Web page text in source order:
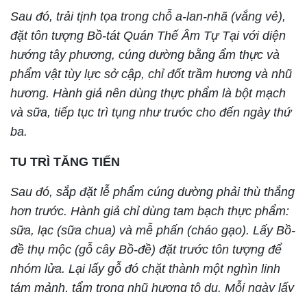
Sau đó, trải tịnh tọa trong chỗ a-lan-nhã (vắng vẻ),
đặt tôn tượng Bồ-tát Quán Thế Âm Tự Tại với diện
hướng tây phương, cúng dường bằng ẩm thực và
phẩm vật tùy lực sở cập, chỉ đốt trầm hương và nhũ
hương. Hành giả nên dùng thực phẩm là bột mạch
và sữa, tiếp tục trì tụng như trước cho đến ngày thứ
ba.
TU TRÌ TĂNG TIẾN
Sau đó, sắp đặt lễ phẩm cúng dường phải thù thắng
hơn trước. Hành giả chỉ dùng tam bạch thực phẩm:
sữa, lạc (sữa chua) và mễ phấn (cháo gạo). Lấy Bồ-
đề thụ mộc (gỗ cây Bồ-đề) đặt trước tôn tượng để
nhóm lửa. Lại lấy gỗ đó chặt thành một nghìn linh
tám mảnh, tẩm trong nhũ hương tô du. Mỗi ngày lấy